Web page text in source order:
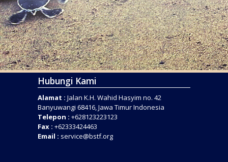
Hubungi Kami
Alamat : Jalan K.H. Wahid Hasyim no. 42
Banyuwangi 68416, Jawa Timur Indonesia
Telepon : +628123223123
Fax : +62333424463
Email : service@bstf.org